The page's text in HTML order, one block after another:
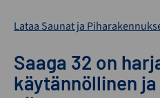
Lataa Saunat ja
Saaga 32 on
käytännöllinen